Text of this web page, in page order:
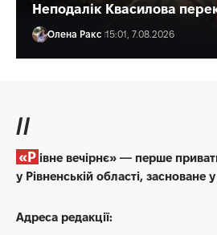
Неподалік Квасилова
Олена Ракс 15:01, 7.08.2026
//
«Рівне вечірнє» — перше
у Рівненській області, засноване
Адреса редакції: